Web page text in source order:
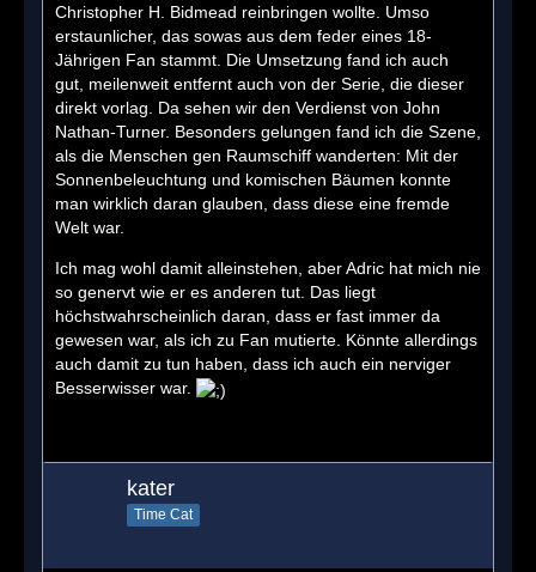
Christopher H. Bidmead reinbringen wollte. Umso
erstaunlicher, das sowas aus dem feder eines 18-
Jährigen Fan stammt. Die Umsetzung fand ich auch
gut, meilenweit entfernt auch von der Serie, die dieser
direkt vorlag. Da sehen wir den Verdienst von John
Nathan-Turner. Besonders gelungen fand ich die Szene,
als die Menschen gen Raumschiff wanderten: Mit der
Sonnenbeleuchtung und komischen Bäumen konnte
man wirklich daran glauben, dass diese eine fremde
Welt war.
Ich mag wohl damit alleinstehen, aber Adric hat mich nie
so genervt wie er es anderen tut. Das liegt
höchstwahrscheinlich daran, dass er fast immer da
gewesen war, als ich zu Fan mutierte. Könnte allerdings
auch damit zu tun haben, dass ich auch ein nerviger
Besserwisser war.
kater
Time Cat